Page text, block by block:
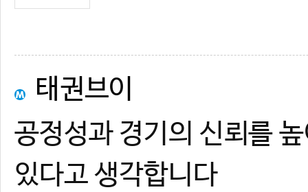
태권브이
공정성과 경기의 신뢰를
있다고 생각합니다